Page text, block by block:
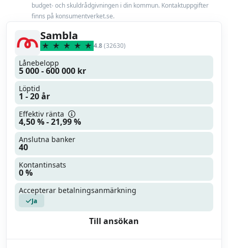
Miljörabatt Nej
Max belåningsgrad
Uppläggningsavgift
Läs mer Läs omdöme
budget- och skuldrådgivningen i din kommun. Kontaktuppgifter
finns på konsumentverket.se.
Sambla
4.8(32630)
Till ansökan
Lånebelopp
5 000 - 600 000 kr
Löptid
1 - 20 år
Effektiv ränta
4,50 % - 21,99 %
Anslutna banker
40
Kontantinsats
0 %
Accepterar betalningsanmärkning
Ja